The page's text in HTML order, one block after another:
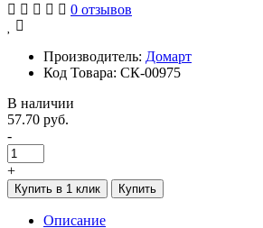
0 отзывов
Производитель: Домарт
Код Товара: СК-00975
В наличии
57.70 руб.
-
+
Купить в 1 клик Купить
Описание